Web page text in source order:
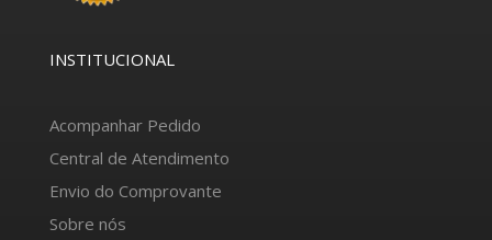
INSTITUCIONAL
Acompanhar Pedido
Central de Atendimento
Envio do Comprovante
Sobre nós